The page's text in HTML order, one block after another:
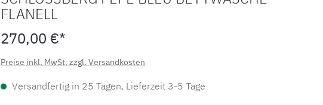
FLANELL
270,00 €*
Preise inkl. MwSt. zzgl. Versandkosten
Versandfertig in 25 Tagen, Lieferzeit 3-5 Tage